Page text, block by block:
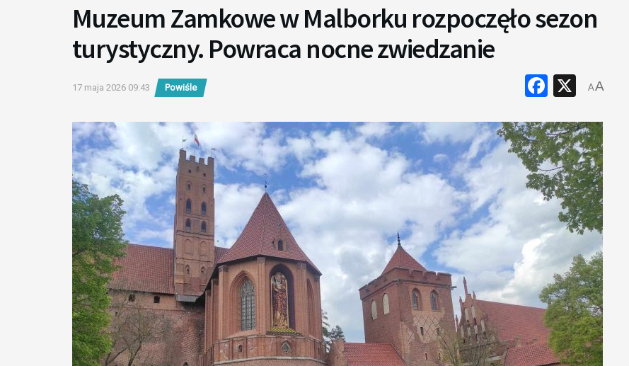
Muzeum Zamkowe w Malborku rozpoczęło sezon
turystyczny. Powraca nocne zwiedzanie
17 maja 2026 09:43 Powiśle Facebook
X
AA